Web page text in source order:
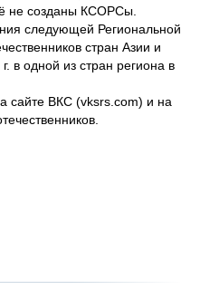
не созданы КСОРСы.
следующей Региональной
стран Азии и
в одной из стран региона в
сайте ВКС (vksrs.com) и на